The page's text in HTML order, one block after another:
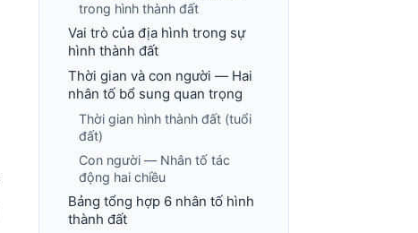
trong hình thành đất
Vai trò của địa hình trong sự
hình thành đất
Thời gian và con người — Hai
nhân tố bổ sung quan trọng
Thời gian hình thành đất (tuổi
đất)
Con người — Nhân tố tác
động hai chiều
Bảng tổng hợp 6 nhân tố hình
thành đất